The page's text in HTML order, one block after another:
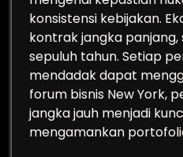
konsistensi kebijakan.
kontrak jangka panjang,
sepuluh tahun. Setiap
mendadak dapat
forum bisnis New York,
jangka jauh menjadi
mengamankan